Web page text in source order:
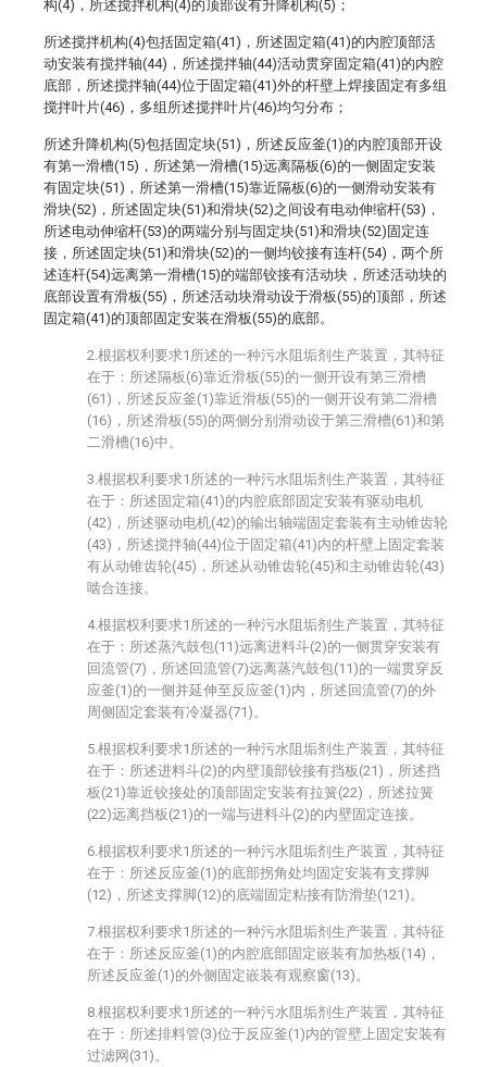
构(4)，所述搅拌机构(4)的顶部设有升降机构(5)；
所述搅拌机构(4)包括固定箱(41)，所述固定箱(41)的内腔顶部活
动安装有搅拌轴(44)，所述搅拌轴(44)活动贯穿固定箱(41)的内腔
底部，所述搅拌轴(44)位于固定箱(41)外的杆壁上焊接固定有多组
搅拌叶片(46)，多组所述搅拌叶片(46)均匀分布；
所述升降机构(5)包括固定块(51)，所述反应釜(1)的内腔顶部开设
有第一滑槽(15)，所述第一滑槽(15)远离隔板(6)的一侧固定安装
有固定块(51)，所述第一滑槽(15)靠近隔板(6)的一侧滑动安装有
滑块(52)，所述固定块(51)和滑块(52)之间设有电动伸缩杆(53)，
所述电动伸缩杆(53)的两端分别与固定块(51)和滑块(52)固定连
接，所述固定块(51)和滑块(52)的一侧均铰接有连杆(54)，两个所
述连杆(54)远离第一滑槽(15)的端部铰接有活动块，所述活动块的
底部设置有滑板(55)，所述活动块滑动设于滑板(55)的顶部，所述
固定箱(41)的顶部固定安装在滑板(55)的底部。
2.根据权利要求1所述的一种污水阻垢剂生产装置，其特征
在于：所述隔板(6)靠近滑板(55)的一侧开设有第三滑槽
(61)，所述反应釜(1)靠近滑板(55)的一侧开设有第二滑槽
(16)，所述滑板(55)的两侧分别滑动设于第三滑槽(61)和第
二滑槽(16)中。
3.根据权利要求1所述的一种污水阻垢剂生产装置，其特征
在于：所述固定箱(41)的内腔底部固定安装有驱动电机
(42)，所述驱动电机(42)的输出轴端固定套装有主动锥齿轮
(43)，所述搅拌轴(44)位于固定箱(41)内的杆壁上固定套装
有从动锥齿轮(45)，所述从动锥齿轮(45)和主动锥齿轮(43)
啮合连接。
4.根据权利要求1所述的一种污水阻垢剂生产装置，其特征
在于：所述蒸汽鼓包(11)远离进料斗(2)的一侧贯穿安装有
回流管(7)，所述回流管(7)远离蒸汽鼓包(11)的一端贯穿反
应釜(1)的一侧并延伸至反应釜(1)内，所述回流管(7)的外
周侧固定套装有冷凝器(71)。
5.根据权利要求1所述的一种污水阻垢剂生产装置，其特征
在于：所述进料斗(2)的内壁顶部铰接有挡板(21)，所述挡
板(21)靠近铰接处的顶部固定安装有拉簧(22)，所述拉簧
(22)远离挡板(21)的一端与进料斗(2)的内壁固定连接。
6.根据权利要求1所述的一种污水阻垢剂生产装置，其特征
在于：所述反应釜(1)的底部拐角处均固定安装有支撑脚
(12)，所述支撑脚(12)的底端固定粘接有防滑垫(121)。
7.根据权利要求1所述的一种污水阻垢剂生产装置，其特征
在于：所述反应釜(1)的内腔底部固定嵌装有加热板(14)，
所述反应釜(1)的外侧固定嵌装有观察窗(13)。
8.根据权利要求1所述的一种污水阻垢剂生产装置，其特征
在于：所述排料管(3)位于反应釜(1)内的管壁上固定安装有
过滤网(31)。